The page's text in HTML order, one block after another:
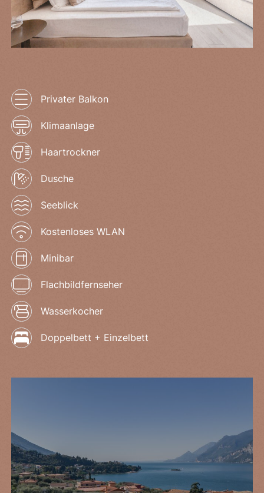
Privater Balkon
Klimaanlage
Haartrockner
Dusche
Seeblick
Kostenloses WLAN
Minibar
Flachbildfernseher
Wasserkocher
Doppelbett + Einzelbett